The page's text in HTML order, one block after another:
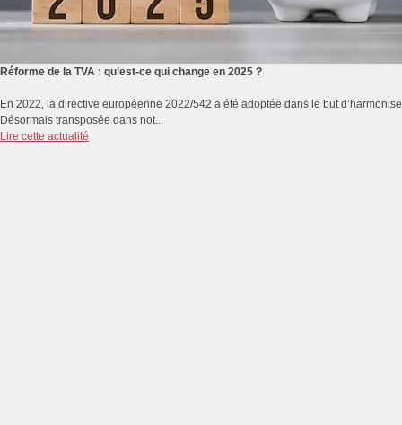
Réforme de la TVA : qu’est-ce qui change en 2025 ?
En 2022, la directive européenne 2022/542 a été adoptée dans le but
Désormais transposée dans not...
Lire cette actualité